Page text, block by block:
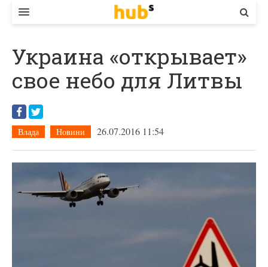
ЕКОНОМІКА
БІЗНЕС
СТАРТЕР
КОНТАКТИ
Украина «открывает»
свое небо для Литвы
Влада Новини 26.07.2016 11:54